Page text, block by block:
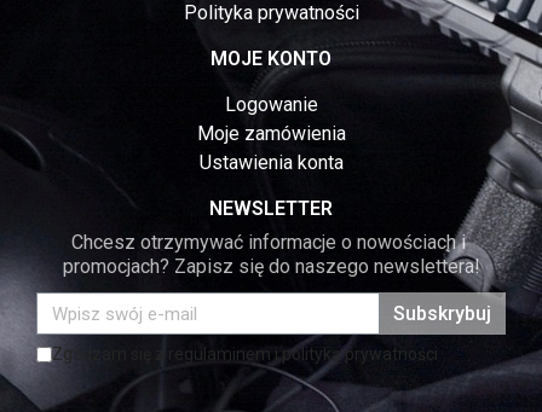
Polityka prywatności
MOJE KONTO
Logowanie
Moje zamówienia
Ustawienia konta
NEWSLETTER
Chcesz otrzymywać informacje o nowościach i
promocjach? Zapisz się do naszego newslettera!
Subskrybuj
Zgadzam się z regulaminem i polityką prywatności